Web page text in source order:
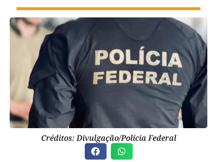
Créditos: Divulgação/Polícia Federal